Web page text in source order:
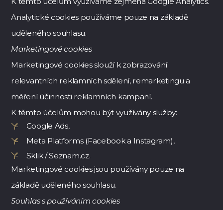
Analytické cookies používáme pouze na základě
uděleného souhlasu.
Marketingové cookies
Marketingové cookies slouží k zobrazování
relevantních reklamních sdělení, remarketingu a
měření účinnosti reklamních kampaní.
K těmto účelům mohou být využívány služby:
Google Ads,
Meta Platforms (Facebook a Instagram),
Sklik / Seznam.cz.
Marketingové cookies jsou používány pouze na
základě uděleného souhlasu.
Souhlas s používáním cookies